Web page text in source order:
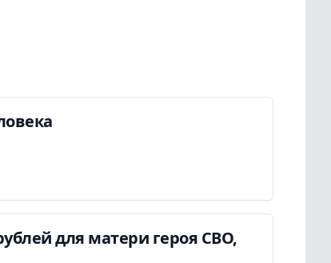
для матери героя СВО,